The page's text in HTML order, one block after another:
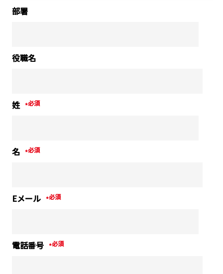
部署
役職名
姓 *
名 *
Eメール *
電話番号 *